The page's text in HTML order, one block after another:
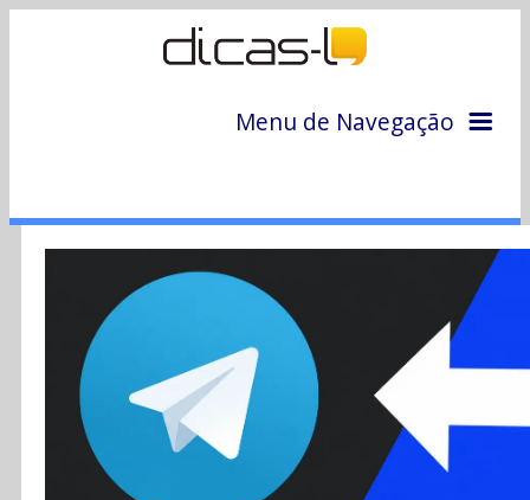
Menu de Navegação
Colunas
Colaboradores